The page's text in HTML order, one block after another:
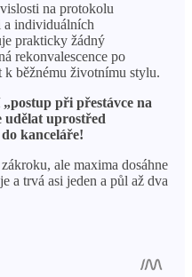
na protokolu
a individuálních
prakticky žádný
rekonvalescence po
k běžnému životnímu stylu.
při přestávce na
udělat uprostřed
kanceláře!
ale maxima dosáhne
a trvá asi jeden a půl až dva